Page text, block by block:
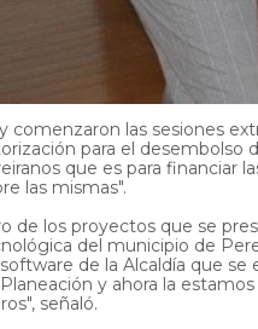
comenzaron las sesiones
para el desembolso
que es para financiar
las mismas".
de los proyectos que se
del municipio de
de la Alcaldía que
y ahora la
señaló.